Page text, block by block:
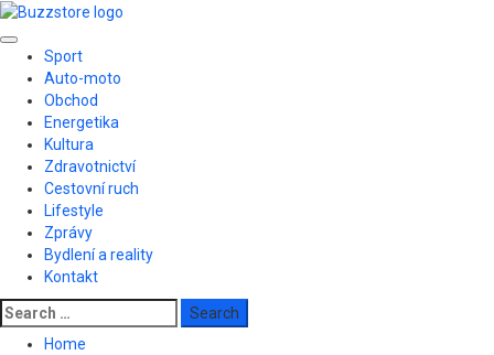
Skip
content
Primary
Menu
Sport
Auto-moto
Obchod
Energetika
Kultura
Zdravotnictví
Cestovní ruch
Lifestyle
Zprávy
Bydlení a reality
Kontakt
Search
for:
Home